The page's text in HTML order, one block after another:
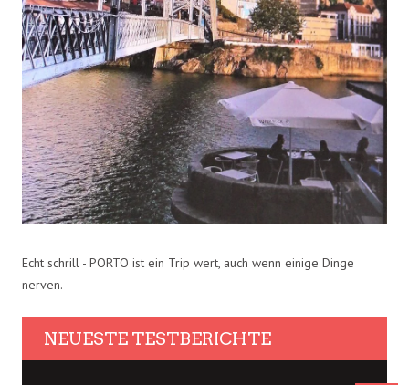
Echt schrill - PORTO ist ein Trip wert, auch wenn einige Dinge
nerven.
NEUESTE TESTBERICHTE